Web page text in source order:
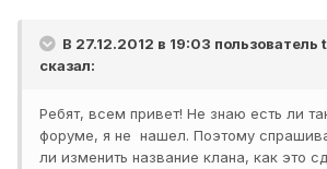
В 27.12.2012 в 19:03 пользователь
сказал:
Ребят, всем привет! Не знаю есть ли
форуме, я не нашел. Поэтому
ли изменить название клана, как это